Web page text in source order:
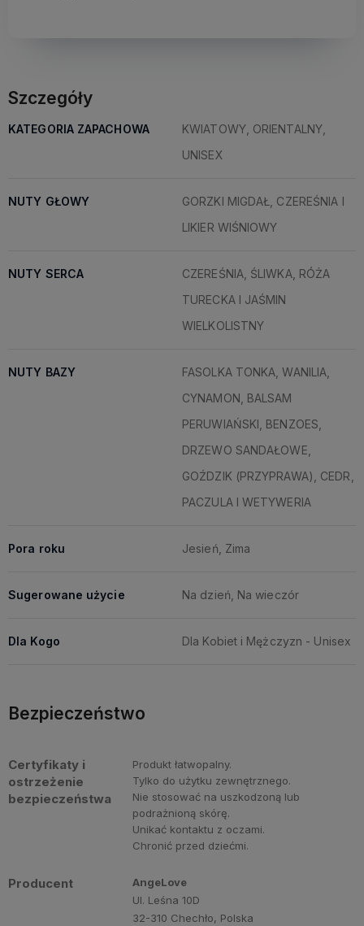
Szczegóły
KATEGORIA ZAPACHOWA
KWIATOWY, ORIENTALNY,
UNISEX
NUTY GŁOWY
GORZKI MIGDAŁ, CZEREŚNIA I
LIKIER WIŚNIOWY
NUTY SERCA
CZEREŚNIA, ŚLIWKA, RÓŻA
TURECKA I JAŚMIN
WIELKOLISTNY
NUTY BAZY
FASOLKA TONKA, WANILIA,
CYNAMON, BALSAM
PERUWIAŃSKI, BENZOES,
DRZEWO SANDAŁOWE,
GOŹDZIK (PRZYPRAWA), CEDR,
PACZULA I WETYWERIA
Pora roku Jesień, Zima
Sugerowane użycie Na dzień, Na wieczór
Dla Kogo Dla Kobiet i Mężczyzn - Unisex
Bezpieczeństwo
Certyfikaty i
ostrzeżenie
bezpieczeństwa
Produkt łatwopalny.
Tylko do użytku zewnętrznego.
Nie stosować na uszkodzoną lub
podrażnioną skórę.
Unikać kontaktu z oczami.
Chronić przed dziećmi.
Producent
AngeLove
Ul. Leśna 10D
32-310 Chechło, Polska